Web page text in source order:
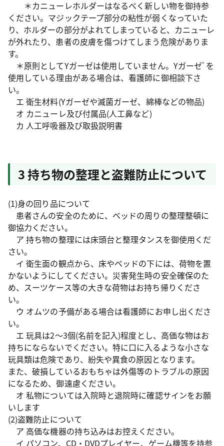
＊カニューレホルダーはなるべく新しい物を御持参
ください。マジックテープ部分の粘性が弱くなっていた
り、ホルダーの部分がよれてしまっていると、カニューレ
が外れたり、患者の皮膚を傷つけてしまう危険がありま
す。
＊原則としてYガーゼは使用していません。Yガーゼﾞを
使用している理由がある場合は、看護師に御相談下さ
い。
エ 衛生材料(Yガーゼや滅菌ガーゼ、綿棒などの物品)
オ カニューレ及び付属品(人工鼻など)
カ 人工呼吸器及び取扱説明書
3 持ち物の整理と盗難防止について
(1)身の回り品について
患者さんの安全のために、ベッドの周りの整理整頓に
御協力ください。
ア 持ち物の整理には床頭台と整理タンスを御使用くだ
さい。
イ 衛生面の観点から、床やベッドの下には、荷物を置
かないようにしてください。災害発生時の安全確保のた
め、スーツケース等の大きな荷物はお持ち帰りくださ
い。
ウ オムツの予備がある場合は看護師にお申し出くださ
い。
エ 玩具は2～3個(名前を記入)程度とし、高価な物はお
持ちにならないでください。特に口に入るような小さな
玩具類は危険であり、紛失や異食の原因となります。
また、破損しているおもちゃは外傷等のトラブルの原因
になるため、御遠慮ください。
オ 私物については入院時と退院時に確認サインをお願
いします
(2)盗難防止について
ア 高価な機器の持ち込みはお控えください。
イ パソコン、CD・DVDプレイヤー、ゲーム機等を持参